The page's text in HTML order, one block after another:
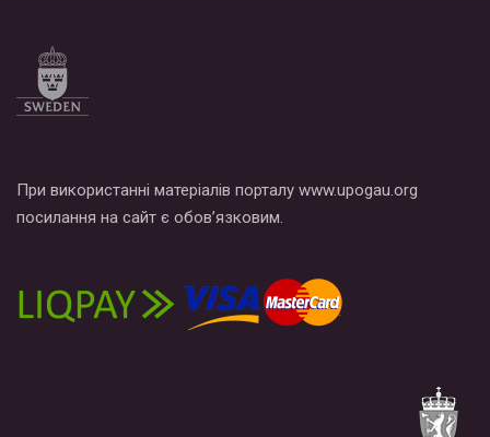
При використанні матеріалів порталу www.upogau.org
посилання на сайт є обов’язковим.